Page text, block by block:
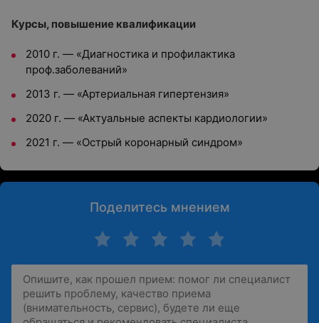
Курсы, повышение квалификации
2010 г. — «Диагностика и профилактика
проф.заболеваний»
2013 г. — «Артериальная гипертензия»
2020 г. — «Актуальные аспекты кардиологии»
2021 г. — «Острый коронарный синдром»
Поделитесь мнением